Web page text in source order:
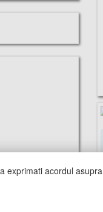
exprimati acordul